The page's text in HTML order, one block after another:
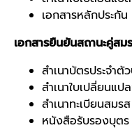
เอกสารหลักประกั
เอกสารยืนยันสถานะคู่สม
สำเนาบัตรประจำ
สำเนาใบเปลี่ยนแ
สำเนาทะเบียนสมรส
หนังสือรับรองบุตร